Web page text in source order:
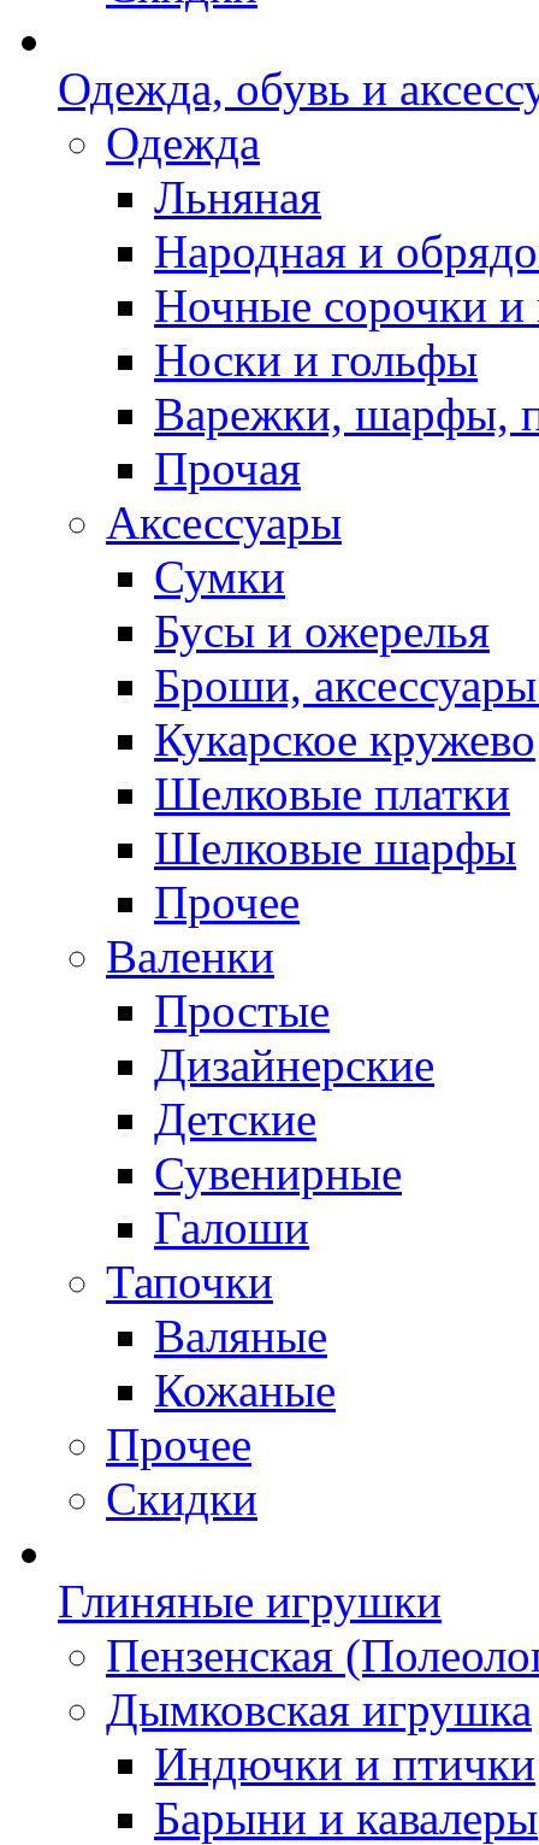
Одежда, обувь и
Одежда
Льняная
Народная и
Ночные сорочки
Носки и гольфы
Варежки, шарфы,
Прочая
Аксессуары
Сумки
Бусы и ожерелья
Броши,
Кукарское кружево
Шелковые платки
Шелковые шарфы
Прочее
Валенки
Простые
Дизайнерские
Детские
Сувенирные
Галоши
Тапочки
Валяные
Кожаные
Прочее
Скидки
Глиняные игрушки
Пензенская
Дымковская игрушка
Индючки и птички
Барыни и кавалеры